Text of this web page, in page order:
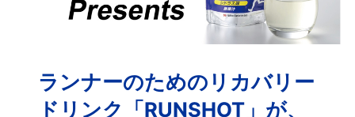
ランナーのためのリカバリー
ドリンク「RUNSHOT」が、
事業紹介
採用情報